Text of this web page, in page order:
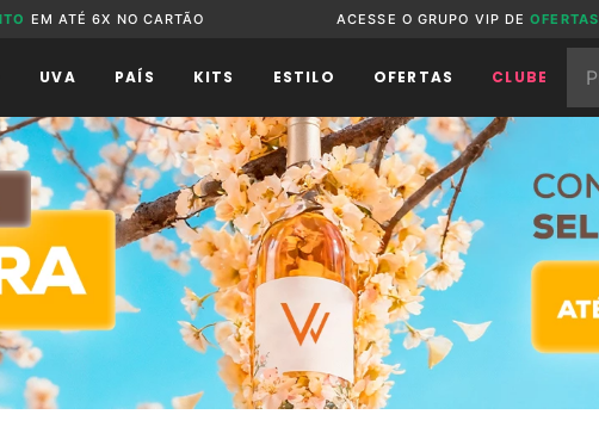
EM ATÉ 6X NO CARTÃO ACESSE O GRUPO VIP DEOFERTAS
UVA PAÍS KITS ESTILO OFERTAS CLUBE